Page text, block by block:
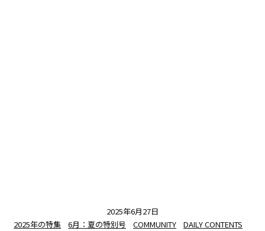
2025年6月27日
2025年の特集
6月：夏の特別号 COMMUNITY
DAILY CONTENTS